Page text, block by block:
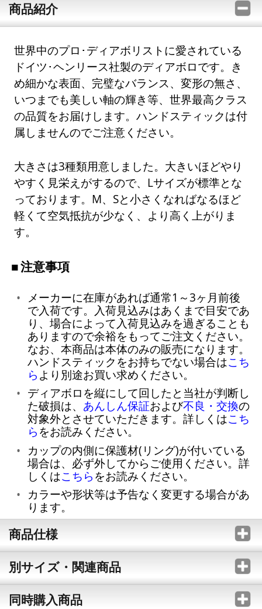
商品紹介
世界中のプロ･ディアボリストに愛されている
ドイツ･ヘンリース社製のディアボロです。き
め細かな表面、完璧なバランス、変形の無さ、
いつまでも美しい軸の輝き等、世界最高クラス
の品質をお届けします。ハンドスティックは付
属しませんのでご注意ください。
大きさは3種類用意しました。大きいほどやり
やすく見栄えがするので、Lサイズが標準とな
っております。M、Sと小さくなればなるほど
軽くて空気抵抗が少なく、より高く上がりま
す。
注意事項
メーカーに在庫があれば通常1～3ヶ月前後
で入荷です。入荷見込みはあくまで目安であ
り、場合によって入荷見込みを過ぎることも
ありますので余裕をもってご注文ください。
なお、本商品は本体のみの販売になります。
ハンドスティックをお持ちでない場合はこち
ら より別途お買い求めください。
ディアボロを縦にして回したと当社が判断し
た破損は、 あんしん保証および不良・交換の
対象外とさせていただきます。詳しくはこち
ら をお読みください。
カップの内側に保護材(リング)が付いている
場合は、必ず外してからご使用ください。詳
しくはこちら をお読みください。
カラーや形状等は予告なく変更する場合があ
ります。
商品仕様
別サイズ・関連商品
同時購入商品